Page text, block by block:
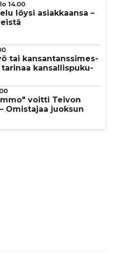
14.00
löysi asi­ak­kaansa –
tai kan­san­tans­si­mes­
tarinaa kan­sal­lis­pu­ku­
voitti Teivon
Omistajaa juoksun